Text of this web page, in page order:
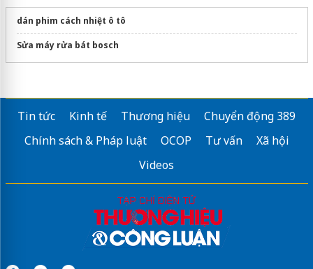
dán phim cách nhiệt ô tô
Sửa máy rửa bát bosch
Tin tức Kinh tế Thương hiệu
Chuyển động 389
Chính sách & Pháp luật
OCOP Tư vấn
Xã hội
Videos